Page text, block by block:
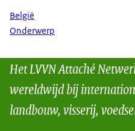
België
Onderwerp
Het LVVN Attaché
wereldwijd bij
landbouw, visserij,